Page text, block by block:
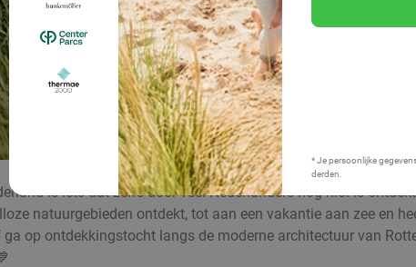
* Je persoonlijke
derden.
is iets dat zelfs door veel Nederlanders nog niet is
natuurgebieden ontdekt, tot aan een vakantie aan zee en
op ontdekkingstocht langs de moderne architectuur van